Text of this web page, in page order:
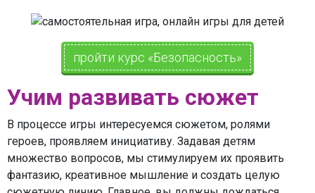
пройти курс «Безопасность»
Учим развивать сюжет
В процессе игры интересуемся сюжетом, ролями
героев, проявляем инициативу. Задавая детям
множество вопросов, мы стимулируем их проявить
фантазию, креативное мышление и создать целую